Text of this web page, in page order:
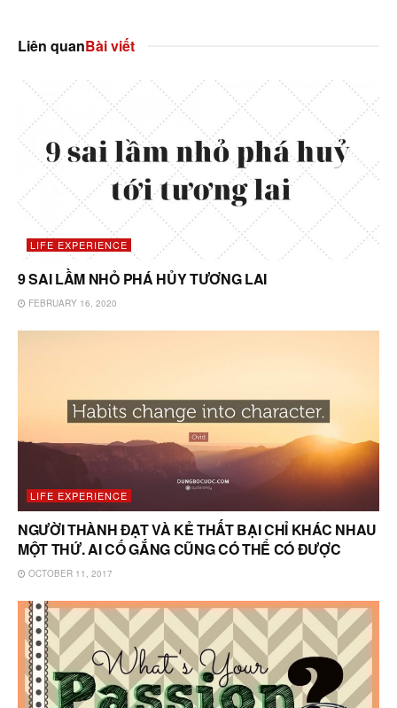
Liên quanBài viết
LIFE EXPERIENCE
9 SAI LẦM NHỎ PHÁ HỦY TƯƠNG LAI
FEBRUARY 16, 2020
LIFE EXPERIENCE
NGƯỜI THÀNH ĐẠT VÀ KẺ THẤT BẠI CHỈ KHÁC NHAU
MỘT THỨ. AI CỐ GẮNG CŨNG CÓ THỂ CÓ ĐƯỢC
OCTOBER 11, 2017